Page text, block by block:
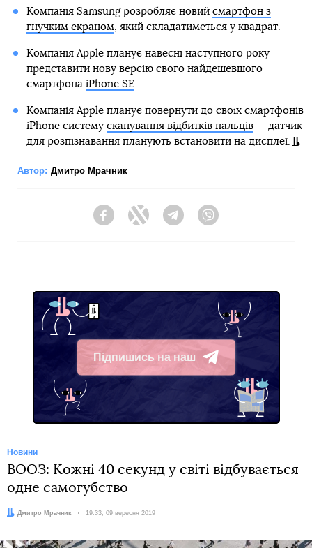
Компанія Samsung розробляє новий смартфон з
гнучким екраном, який складатиметься у квадрат.
Компанія Apple планує навесні наступного року
представити нову версію свого найдешевшого
смартфона iPhone SE.
Компанія Apple планує повернути до своїх смартфонів
iPhone систему сканування відбитків пальців— датчик
для розпізнавання планують встановити на дисплеї.
Автор: Дмитро Мрачник
FacebookTwitter Telegram
Підпишись на наш
Telegram
Новини
ВООЗ: Кожні 40 секунд у світі відбувається
одне самогубство
Автор:
Дмитро Мрачник Дата:
19:33, 09 вересня 2019